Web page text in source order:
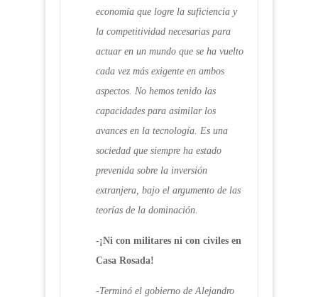
economía que logre la suficiencia y
la competitividad necesarias para
actuar en un mundo que se ha vuelto
cada vez más exigente en ambos
aspectos. No hemos tenido las
capacidades para asimilar los
avances en la tecnología. Es una
sociedad que siempre ha estado
prevenida sobre la inversión
extranjera, bajo el argumento de las
teorías de la dominación.
-¡Ni con militares ni con civiles en
Casa Rosada!
-Terminó el gobierno de Alejandro